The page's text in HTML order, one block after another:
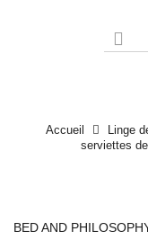
Accueil Linge
serviettes
BED AND